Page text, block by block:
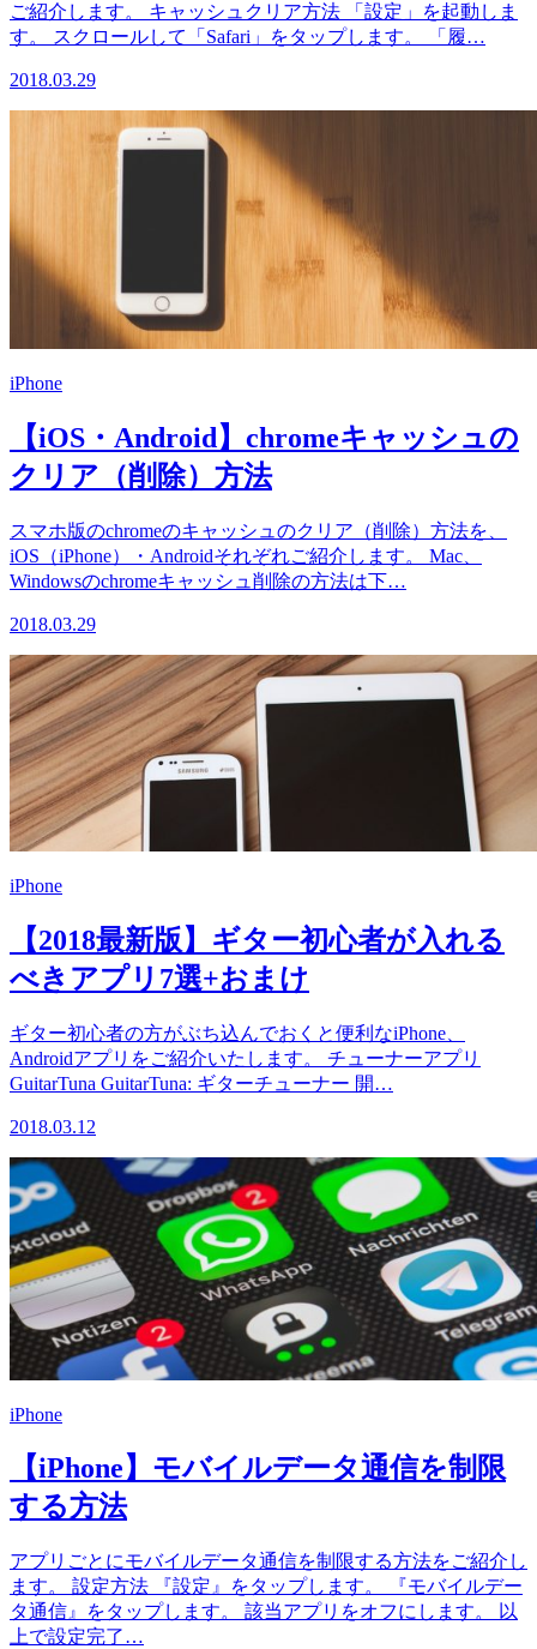
ご紹介します。 キャッシュクリア方法 「設定」を起動しま
す。 スクロールして「Safari」をタップします。 「履…
2018.03.29
iPhone
【iOS・Android】chromeキャッシュの
クリア（削除）方法
スマホ版のchromeのキャッシュのクリア（削除）方法を、
iOS（iPhone）・Androidそれぞれご紹介します。 Mac、
Windowsのchromeキャッシュ削除の方法は下…
2018.03.29
iPhone
【2018最新版】ギター初心者が入れる
べきアプリ7選+おまけ
ギター初心者の方がぶち込んでおくと便利なiPhone、
Androidアプリをご紹介いたします。 チューナーアプリ
GuitarTuna GuitarTuna: ギターチューナー 開…
2018.03.12
iPhone
【iPhone】モバイルデータ通信を制限
する方法
アプリごとにモバイルデータ通信を制限する方法をご紹介し
ます。 設定方法 『設定』をタップします。 『モバイルデー
タ通信』をタップします。 該当アプリをオフにします。 以
上で設定完了…